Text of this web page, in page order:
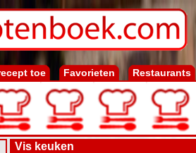
toe Favorieten Restaurants
Vis keuken